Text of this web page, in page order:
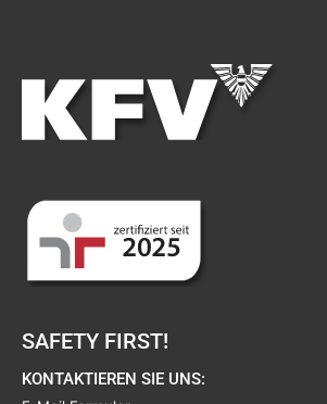
SAFETY FIRST!
KONTAKTIEREN SIE UNS: